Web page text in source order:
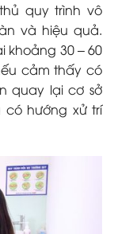
quy trình vô
và hiệu quả.
khoảng 30 – 60
cảm thấy có
quay lại cơ sở
có hướng xử trí